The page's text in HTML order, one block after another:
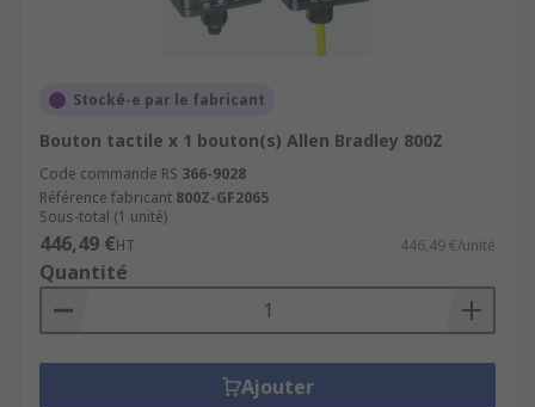
Stocké-e par le fabricant
Bouton tactile x 1 bouton(s) Allen Bradley 800Z
Code commande RS 366-9028
Référence fabricant 800Z-GF2065
Sous-total (1 unité)
446,49 €HT 446,49 €/unité
Quantité
Ajouter